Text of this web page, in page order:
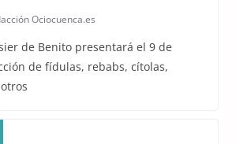
Ociocuenca.es
de Benito presentará el 9 de
de fídulas, rebabs, cítolas,